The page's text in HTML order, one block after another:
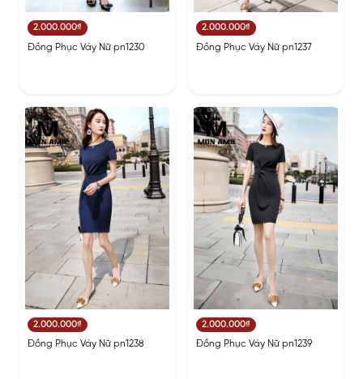
2.000.000₫
Đồng Phục Váy Nữ pn1230
2.000.000₫
Đồng Phục Váy Nữ pn1237
2.000.000₫
Đồng Phục Váy Nữ pn1238
2.000.000₫
Đồng Phục Váy Nữ pn1239